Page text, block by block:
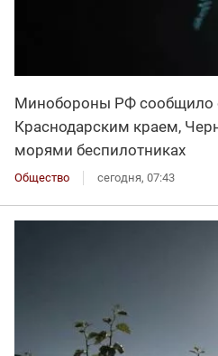
Минобороны РФ сообщило
Краснодарским краем,
морями беспилотниках
Общество сегодня, 07:43